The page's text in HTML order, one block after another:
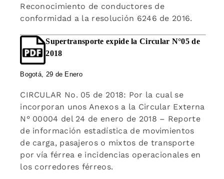
Reconocimiento de conductores de
conformidad a la resolución 6246 de 2016.
Supertransporte expide la Circular N°05 de
2018
Bogotá, 29 de Enero
CIRCULAR No. 05 de 2018: Por la cual se
incorporan unos Anexos a la Circular Externa
N° 00004 del 24 de enero de 2018 – Reporte
de información estadística de movimientos
de carga, pasajeros o mixtos de transporte
por vía férrea e incidencias operacionales en
los corredores férreos.